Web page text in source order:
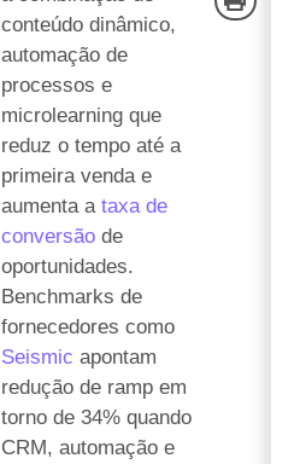
conteúdo dinâmico,
automação de
processos e
microlearning que
reduz o tempo até a
primeira venda e
aumenta a taxa de
conversãode
oportunidades.
Benchmarks de
fornecedores como
Seismic apontam
redução de ramp em
torno de 34% quando
CRM, automação e